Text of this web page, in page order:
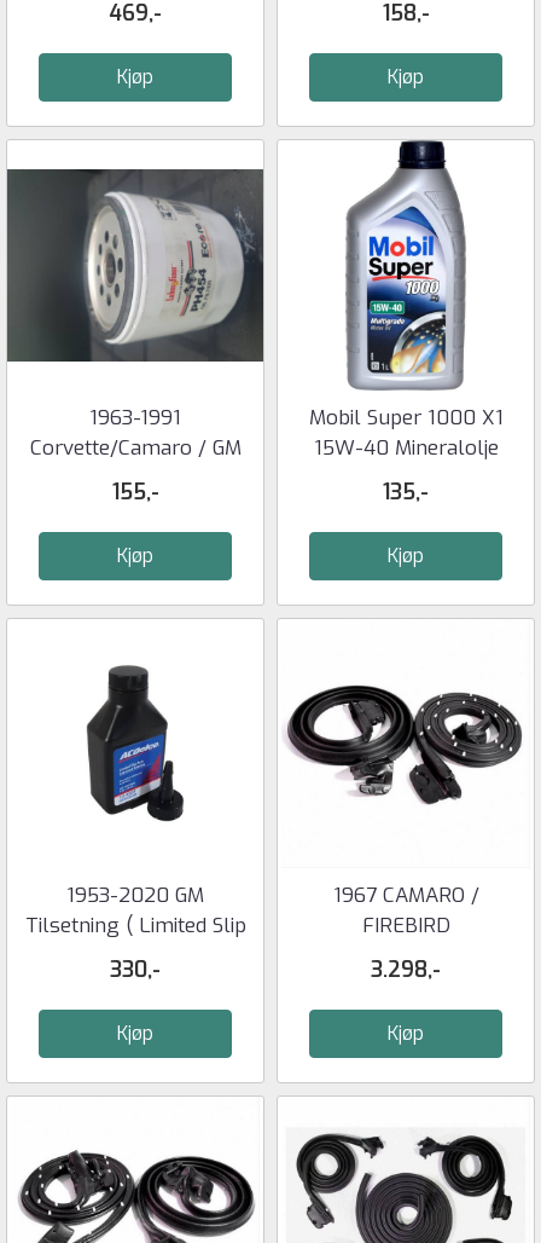
469,-
Kjøp
158,-
Kjøp
1963-1991
Corvette/Camaro / GM
PH454 Oljefilter
155,-
Kjøp
Mobil Super 1000 X1
15W-40 Mineralolje
135,-
Kjøp
1953-2020 GM
Tilsetning ( Limited Slip
) til ...
330,-
Kjøp
1967 CAMARO /
FIREBIRD
DØRPAKNINGER -
METRO ...
3.298,-
Kjøp